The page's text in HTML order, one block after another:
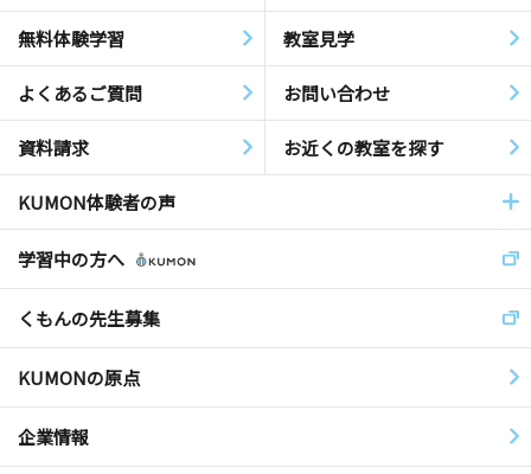
無料体験学習 教室見学
よくあるご質問 お問い合わせ
資料請求 お近くの教室を探す
KUMON体験者の声
学習中の方へ
くもんの先生募集
KUMONの原点
企業情報